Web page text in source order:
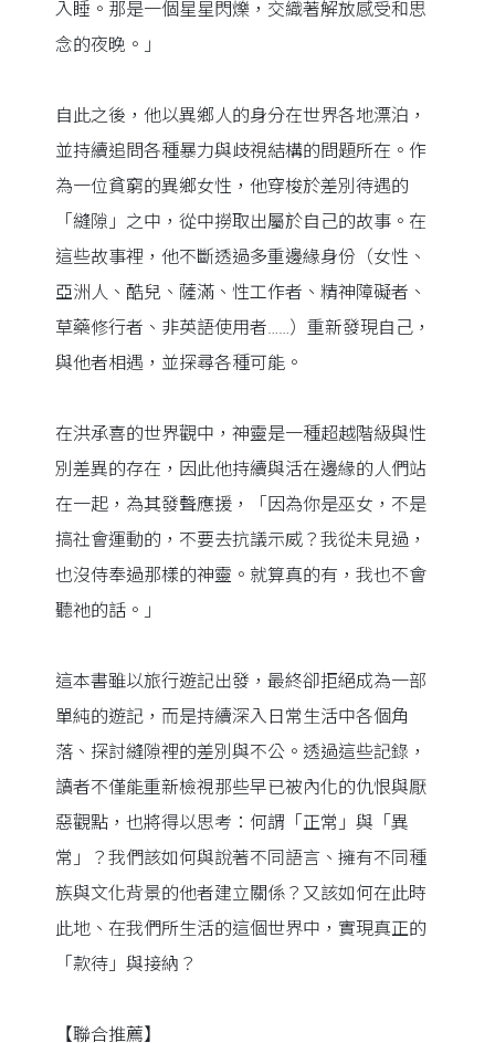
入睡。那是一個星星閃爍，交織著解放感受和思
念的夜晚。」
自此之後，他以異鄉人的身分在世界各地漂泊，
並持續追問各種暴力與歧視結構的問題所在。作
為一位貧窮的異鄉女性，他穿梭於差別待遇的
「縫隙」之中，從中撈取出屬於自己的故事。在
這些故事裡，他不斷透過多重邊緣身份（女性、
亞洲人、酷兒、薩滿、性工作者、精神障礙者、
草藥修行者、非英語使用者……）重新發現自己，
與他者相遇，並探尋各種可能。
在洪承喜的世界觀中，神靈是一種超越階級與性
別差異的存在，因此他持續與活在邊緣的人們站
在一起，為其發聲應援，「因為你是巫女，不是
搞社會運動的，不要去抗議示威？我從未見過，
也沒侍奉過那樣的神靈。就算真的有，我也不會
聽祂的話。」
這本書雖以旅行遊記出發，最終卻拒絕成為一部
單純的遊記，而是持續深入日常生活中各個角
落、探討縫隙裡的差別與不公。透過這些記錄，
讀者不僅能重新檢視那些早已被內化的仇恨與厭
惡觀點，也將得以思考：何謂「正常」與「異
常」？我們該如何與說著不同語言、擁有不同種
族與文化背景的他者建立關係？又該如何在此時
此地、在我們所生活的這個世界中，實現真正的
「款待」與接納？
【聯合推薦】